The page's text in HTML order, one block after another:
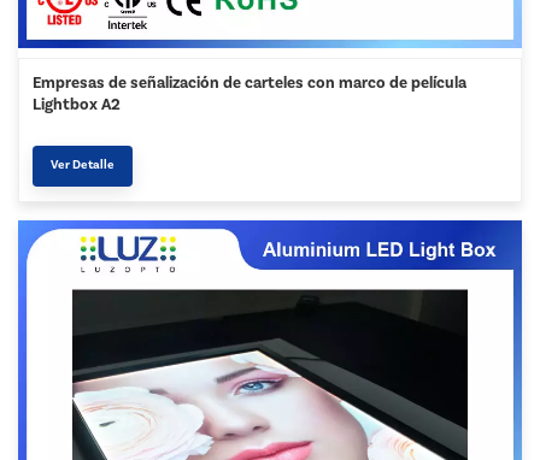
Empresas de señalización de carteles con marco de película
Lightbox A2
Ver Detalle